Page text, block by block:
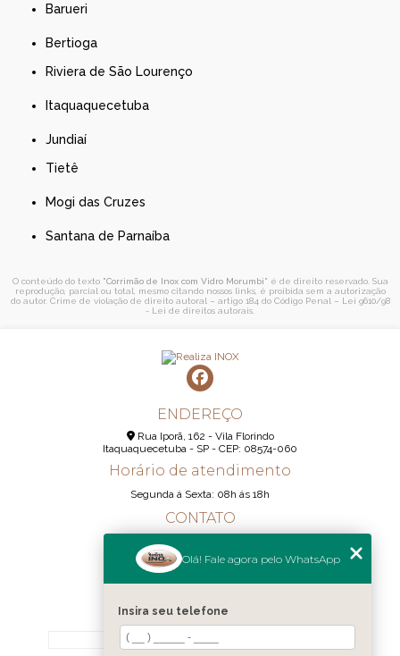
Barueri
Bertioga
Riviera de São Lourenço
Itaquaquecetuba
Jundiaí
Tietê
Mogi das Cruzes
Santana de Parnaíba
O conteúdo do texto "Corrimão de Inox com Vidro Morumbi" é de direito reservado. Sua
reprodução, parcial ou total, mesmo citando nossos links, é proibida sem a autorização
do autor. Crime de violação de direito autoral – artigo 184 do Código Penal – Lei 9610/98
- Lei de direitos autorais
ENDEREÇO
Rua Iporã, 162 - Vila Florindo
Itaquaquecetuba - SP - CEP: 08574-060
Horário de atendimento
Segunda á Sexta: 08h ás 18h
CONTATO
(11) 98189-1344
MENU
HOME
Olá! Fale agora pelo WhatsApp
Insira seu telefone